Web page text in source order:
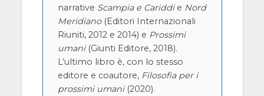
narrative Scampia e Cariddie Nord
Meridiano(Editori Internazionali
Riuniti, 2012 e 2014) e Prossimi
umani(Giunti Editore, 2018).
L’ultimo libro è, con lo stesso
editore e coautore, Filosofia per i
prossimi umani(2020).